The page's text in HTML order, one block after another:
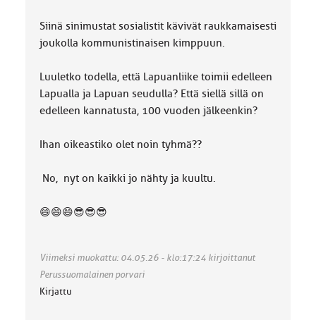
Siinä sinimustat sosialistit kävivät raukkamaisesti
joukolla kommunistinaisen kimppuun.
Luuletko todella, että Lapuanliike toimii edelleen
Lapualla ja Lapuan seudulla? Että siellä sillä on
edelleen kannatusta, 100 vuoden jälkeenkin?
Ihan oikeastiko olet noin tyhmä??
No, nyt on kaikki jo nähty ja kuultu.
😄😄😄😎😎😎
Viimeksi muokattu: 04.05.26 - klo:17:24 kirjoittanut
Perussuomalainen porvari
Kirjattu